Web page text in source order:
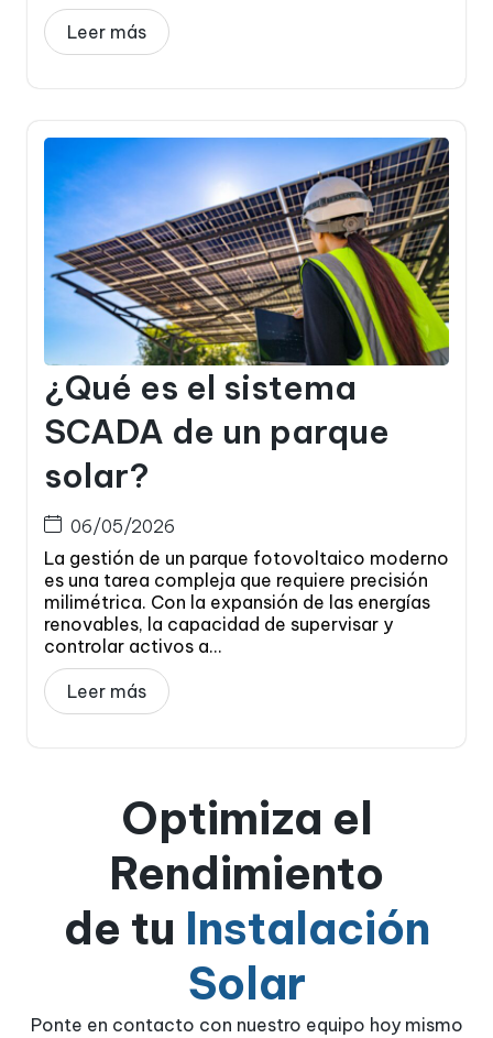
Leer más
¿Qué es el sistema
SCADA de un parque
solar?
06/05/2026
La gestión de un parque fotovoltaico moderno
es una tarea compleja que requiere precisión
milimétrica. Con la expansión de las energías
renovables, la capacidad de supervisar y
controlar activos a...
Leer más
Optimiza el
Rendimiento
de tu Instalación
Solar
Ponte en contacto con nuestro equipo hoy mismo